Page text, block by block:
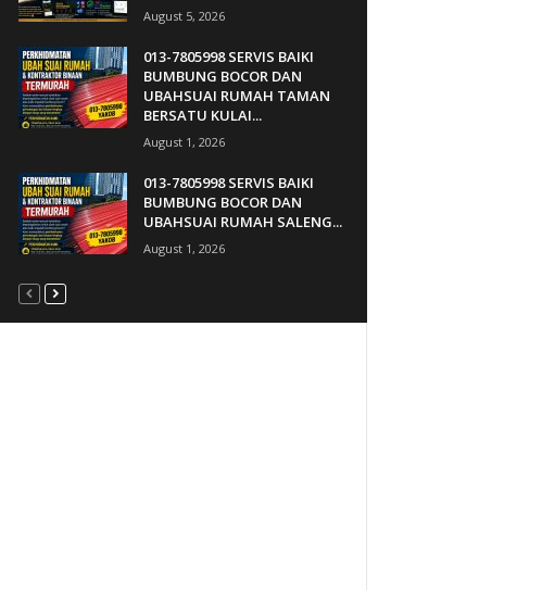
August 5, 2026
013-7805998 SERVIS BAIKI
BUMBUNG BOCOR DAN
UBAHSUAI RUMAH TAMAN
BERSATU KULAI...
August 1, 2026
013-7805998 SERVIS BAIKI
BUMBUNG BOCOR DAN
UBAHSUAI RUMAH SALENG...
August 1, 2026